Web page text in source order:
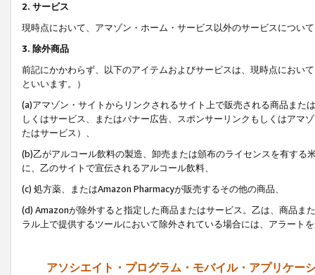
2. サービス
現時点において、アマゾン・ホーム・サービス以外のサービスについ
3. 除外商品
前記にかかわらず、以下のアイテムおよびサービスは、現時点におい
といいます。）
(a)アマゾン・サイトからリンクされるサイト上で販売される商品ま
しくはサービス、またはバナー広告、スポンサーリンクもしくはアマ
たはサービス）、
(b)乙がアルコール飲料の製造、卸売または頒布のライセンスを有す
に、乙のサイトで宣伝されるアルコール飲料、
(c) 処方薬、またはAmazon Pharmacyが販売するその他の商品、
(d) Amazonが除外すると指定した商品またはサービス。乙は、商品ま
ラル上で提供するツールにおいて除外されている場合には、アラート
アソシエイト・プログラム・モバイル・アプリケー